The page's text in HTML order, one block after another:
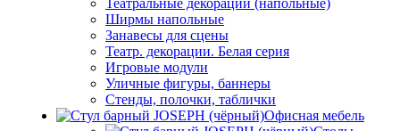
Театральные декорации (напольные)
Ширмы напольные
Занавесы для сцены
Театр. декорации. Белая серия
Игровые модули
Уличные фигуры, баннеры
Стенды, полочки, таблички
Офисная мебель